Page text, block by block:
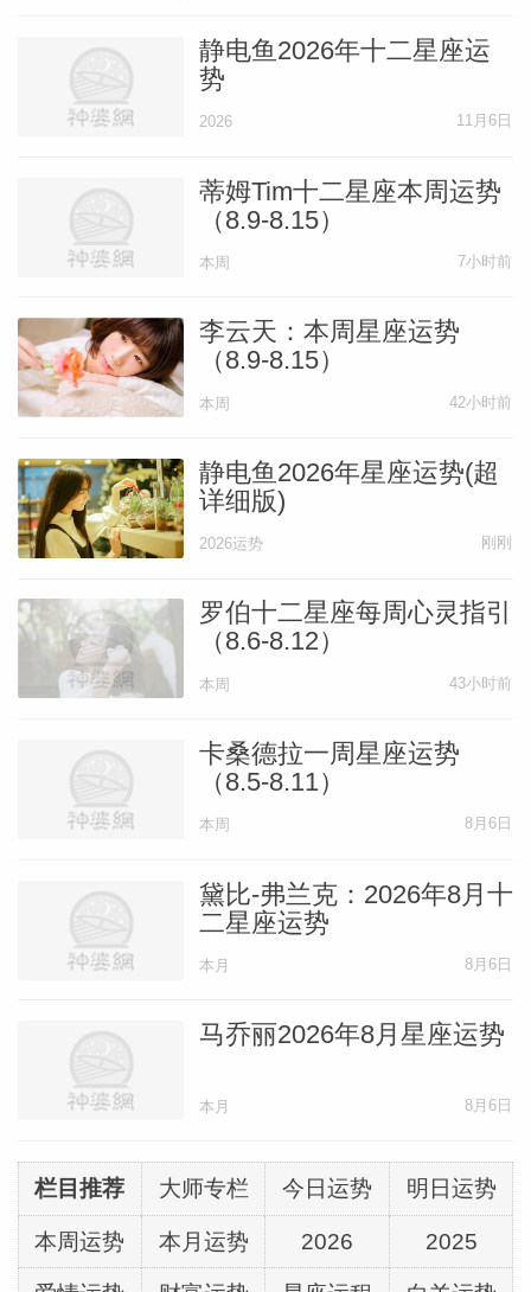
静电鱼2026年十二星座运
势
2026 11月6日
蒂姆Tim十二星座本周运势
（8.9-8.15）
本周 7小时前
李云天：本周星座运势
（8.9-8.15）
本周 42小时前
静电鱼2026年星座运势(超
详细版)
2026运势 刚刚
罗伯十二星座每周心灵指引
（8.6-8.12）
本周 43小时前
卡桑德拉一周星座运势
（8.5-8.11）
本周 8月6日
黛比-弗兰克：2026年8月十
二星座运势
本月 8月6日
马乔丽2026年8月星座运势
本月 8月6日
栏目推荐 大师专栏 今日运势 明日运势
本周运势 本月运势 2026 2025